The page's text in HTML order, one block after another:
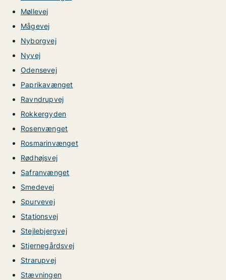
Møllevej
Mågevej
Nyborgvej
Nyvej
Odensevej
Paprikavænget
Ravndrupvej
Rokkergyden
Rosenvænget
Rosmarinvænget
Rødhøjsvej
Safranvænget
Smedevej
Spurvevej
Stationsvej
Stejlebjergvej
Stjernegårdsvej
Strarupvej
Stævningen